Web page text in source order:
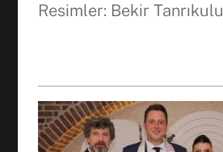
Resimler: Bekir Tanrıkulu